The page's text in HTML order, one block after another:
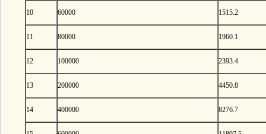
10 60000 1515.2
11 80000 1960.1
12 100000 2393.4
13 200000 4450.8
14 400000 8276.7